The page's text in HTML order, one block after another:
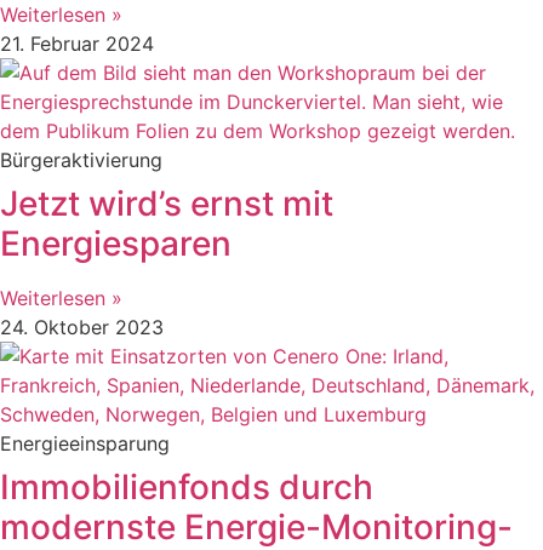
Weiterlesen »
21. Februar 2024
Bürgeraktivierung
Jetzt wird’s ernst mit
Energiesparen
Weiterlesen »
24. Oktober 2023
Energieeinsparung
Immobilienfonds durch
modernste Energie-Monitoring-